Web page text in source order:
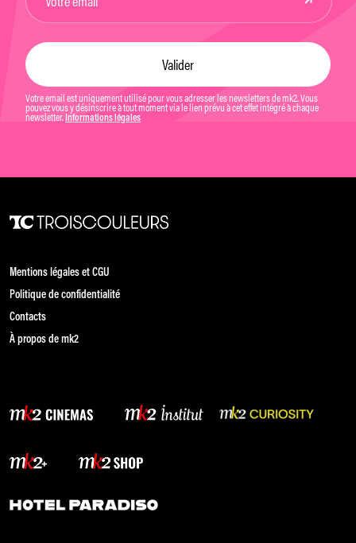
Votre email est uniquement utilisé pour vous adresser les newsletters de mk2. Vous
pouvez vous y désinscrire à tout moment via le lien prévu à cet effet intégré à chaque
newsletter. Informations légales
Mentions légales et CGU
Politique de confidentialité
Contacts
À propos de mk2